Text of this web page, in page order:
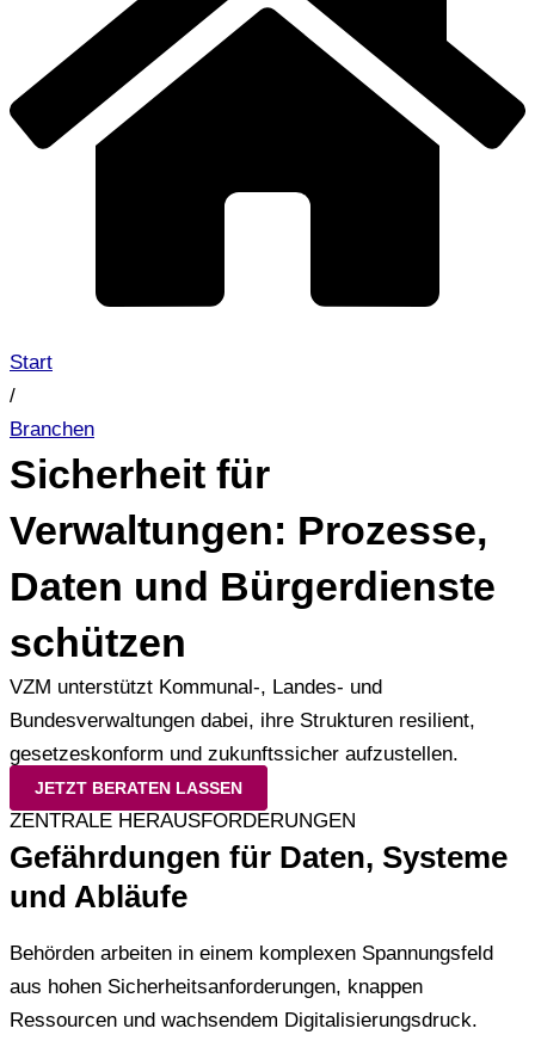
Start
/
Branchen
Sicherheit für
Verwaltungen: Prozesse,
Daten und Bürgerdienste
schützen
VZM unterstützt Kommunal-, Landes- und
Bundesverwaltungen dabei, ihre Strukturen resilient,
gesetzeskonform und zukunftssicher aufzustellen.
JETZT BERATEN LASSEN
ZENTRALE HERAUSFORDERUNGEN
Gefährdungen für Daten, Systeme
und Abläufe
Behörden arbeiten in einem komplexen Spannungsfeld
aus hohen Sicherheitsanforderungen, knappen
Ressourcen und wachsendem Digitalisierungsdruck.